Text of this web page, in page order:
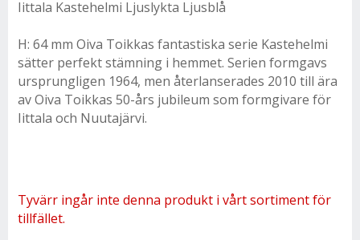
Iittala Kastehelmi Ljuslykta Ljusblå
H: 64 mm Oiva Toikkas fantastiska serie Kastehelmi
sätter perfekt stämning i hemmet. Serien formgavs
ursprungligen 1964, men återlanserades 2010 till ära
av Oiva Toikkas 50-års jubileum som formgivare för
Iittala och Nuutajärvi.
Tyvärr ingår inte denna produkt i vårt sortiment för
tillfället.